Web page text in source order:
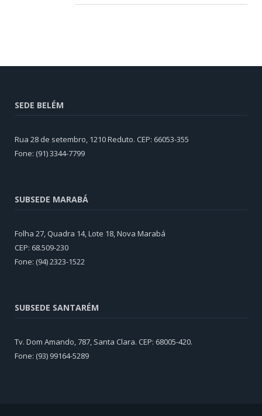
SEDE BELÉM
Rua 28 de setembro, 1210 Reduto. CEP: 66053-355
Fone: (91) 3344-7799
SUBSEDE MARABÁ
Folha 27, Quadra 14, Lote 18, Nova Marabá
CEP: 68.509-230
Fone: (94) 2323-1522
SUBSEDE SANTARÉM
Tv. Dom Amando, 787, Santa Clara. CEP: 68005-420.
Fone: (93) 99164-5289